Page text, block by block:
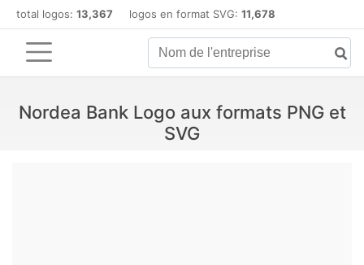
total logos: 13,367 logos en format SVG: 11,678
Nordea Bank Logo aux formats PNG et
SVG